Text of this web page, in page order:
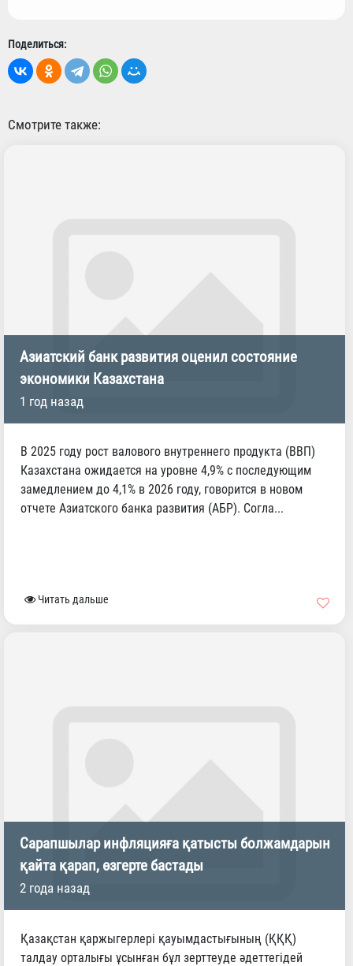
Поделиться:
Смотрите также:
Азиатский банк развития оценил состояние
экономики Казахстана
1 год назад
В 2025 году рост валового внутреннего продукта (ВВП)
Казахстана ожидается на уровне 4,9% с последующим
замедлением до 4,1% в 2026 году, говорится в новом
отчете Азиатского банка развития (АБР). Согла...
Читать дальше
Сарапшылар инфляцияға қатысты болжамдарын
қайта қарап, өзгерте бастады
2 года назад
Қазақстан қаржыгерлері қауымдастығының (ҚҚҚ)
талдау орталығы ұсынған бұл зерттеуде әдеттегідей